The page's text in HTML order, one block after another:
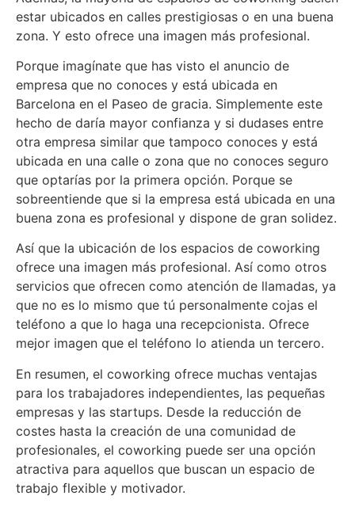
estar ubicados en calles prestigiosas o en una buena
zona. Y esto ofrece una imagen más profesional.
Porque imagínate que has visto el anuncio de
empresa que no conoces y está ubicada en
Barcelona en el Paseo de gracia. Simplemente este
hecho de daría mayor confianza y si dudases entre
otra empresa similar que tampoco conoces y está
ubicada en una calle o zona que no conoces seguro
que optarías por la primera opción. Porque se
sobreentiende que si la empresa está ubicada en una
buena zona es profesional y dispone de gran solidez.
Así que la ubicación de los espacios de coworking
ofrece una imagen más profesional. Así como otros
servicios que ofrecen como atención de llamadas, ya
que no es lo mismo que tú personalmente cojas el
teléfono a que lo haga una recepcionista. Ofrece
mejor imagen que el teléfono lo atienda un tercero.
En resumen, el coworking ofrece muchas ventajas
para los trabajadores independientes, las pequeñas
empresas y las startups. Desde la reducción de
costes hasta la creación de una comunidad de
profesionales, el coworking puede ser una opción
atractiva para aquellos que buscan un espacio de
trabajo flexible y motivador.